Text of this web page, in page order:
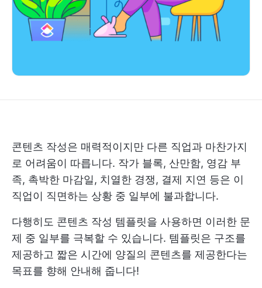
콘텐츠 작성은 매력적이지만 다른 직업과 마찬가지
로 어려움이 따릅니다. 작가 블록, 산만함, 영감 부
족, 촉박한 마감일, 치열한 경쟁, 결제 지연 등은 이
직업이 직면하는 상황 중 일부에 불과합니다.
다행히도 콘텐츠 작성 템플릿을 사용하면 이러한 문
제 중 일부를 극복할 수 있습니다. 템플릿은 구조를
제공하고 짧은 시간에 양질의 콘텐츠를 제공한다는
목표를 향해 안내해 줍니다!